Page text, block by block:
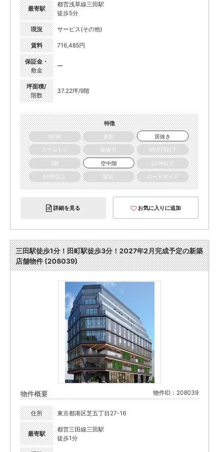
最寄駅
都営浅草線三田駅
徒歩5分
現況 サービス(その他)
賃料 716,485円
保証金・
敷金
ー
坪面積/
階数
37.22坪/9階
特徴
NEW
更新
居抜き
スケルトン
飲食可
30万円以下
1階
空中階
20坪以下
50坪以上
駅近 ロードサイド
詳細を見る お気に入りに追加
三田駅徒歩1分！田町駅徒歩3分！2027年2月完成予定の新築
店舗物件 (208039)
物件概要 物件ID：208039
住所 東京都港区芝五丁目27-16
最寄駅
都営三田線三田駅
徒歩1分